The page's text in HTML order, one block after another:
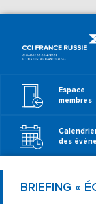
Espace
membres
des
BRIEFING «